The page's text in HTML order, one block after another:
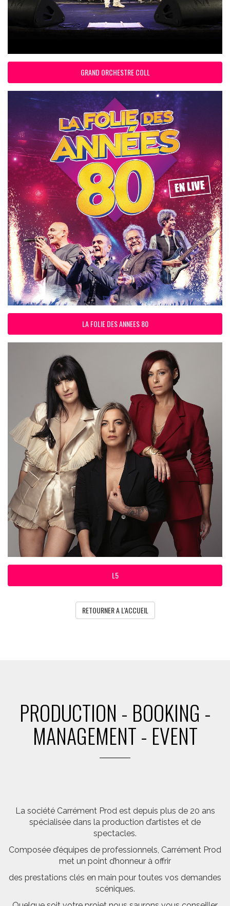
GRAND ORCHESTRE COLL
LA FOLIE DES ANNEES 80
L5
RETOURNER A L'ACCUEIL
PRODUCTION - BOOKING -
MANAGEMENT - EVENT
La société Carrément Prod est depuis plus de 20 ans
spécialisée dans la production d’artistes et de
spectacles.
Composée d’équipes de professionnels, Carrément Prod
met un point d’honneur à offrir
des prestations clés en main pour toutes vos demandes
scéniques.